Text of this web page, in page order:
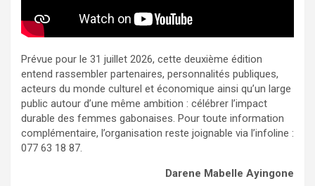
Prévue pour le 31 juillet 2026, cette deuxième édition
entend rassembler partenaires, personnalités publiques,
acteurs du monde culturel et économique ainsi qu’un large
public autour d’une même ambition : célébrer l’impact
durable des femmes gabonaises. Pour toute information
complémentaire, l’organisation reste joignable via l’infoline :
077 63 18 87.
Darene Mabelle Ayingone